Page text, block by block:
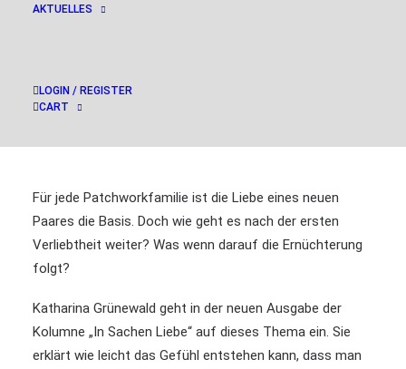
AKTUELLES
LOGIN / REGISTER
CART
Für jede Patchworkfamilie ist die Liebe eines neuen
Paares die Basis. Doch wie geht es nach der ersten
Verliebtheit weiter? Was wenn darauf die Ernüchterung
folgt?
Katharina Grünewald geht in der neuen Ausgabe der
Kolumne „In Sachen Liebe“ auf dieses Thema ein. Sie
erklärt wie leicht das Gefühl entstehen kann, dass man